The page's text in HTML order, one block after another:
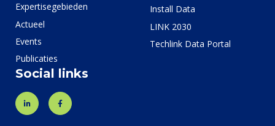
Expertisegebieden
Actueel
Events
Publicaties
Install Data
LINK 2030
Techlink Data Portal
Social links
LinkedInFacebook